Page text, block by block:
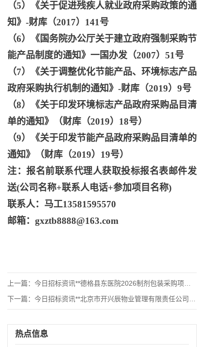
（5）《关于促进残疾人就业政府采购政策的通
知》-财库（2017）141号
（6）《国务院办公厅关于建立政府强制采购节
能产品制度的通知》一国办发（2007）51号
（7）《关于调整优化节能产品、环境标志产品
政府采购执行机制的通知》-财库（2019）9号
（8）《关于印发环境标志产品政府采购品目清
单的通知》（财库（2019）18号）
（9）《关于印发节能产品政府采购品目清单的
通知》（财库（2019）19号）
注：报名前联系代理人获取投标报名表邮件发
送(公司名称+联系人电话+参加项目名称)
联系人：马工13581595570
邮箱： gxztb8888@163.com
上一篇： 今日招标资讯**德格县东医院2026制剂包装采购项目竞争性磋
下一篇： 今日招标资讯**北京市开兴辰物业管理有限责任公司消防系统维护
热点信息